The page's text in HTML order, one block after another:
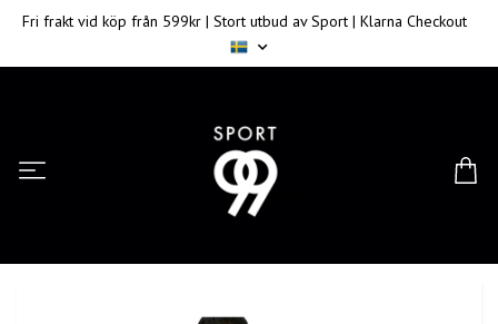
Fri frakt vid köp från 599kr | Stort utbud av Sport | Klarna Checkout